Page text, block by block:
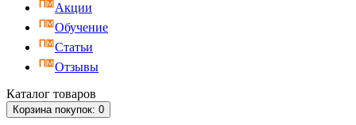
Акции
Обучение
Статьи
Отзывы
Каталог товаров
Корзинапокупок: 0